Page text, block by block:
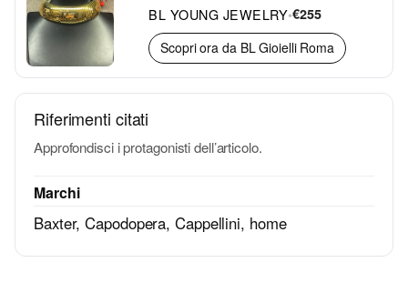
BL YOUNG JEWELRY•€255
Scopri ora da BL Gioielli Roma
Riferimenti citati
Approfondisci i protagonisti dell’articolo.
Marchi
Baxter,Capodopera,Cappellini, home